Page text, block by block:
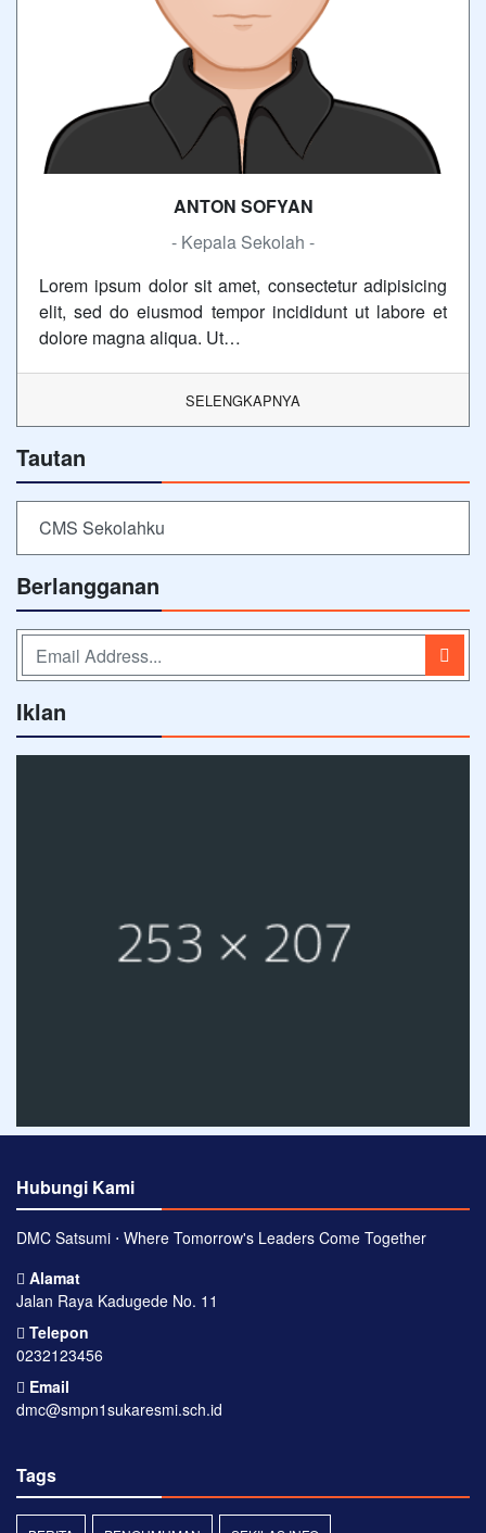
ANTON SOFYAN
- Kepala Sekolah -
Lorem ipsum dolor sit amet, consectetur adipisicing
elit, sed do eiusmod tempor incididunt ut labore et
dolore magna aliqua. Ut…
SELENGKAPNYA
Tautan
CMS Sekolahku
Berlangganan
Iklan
Hubungi Kami
DMC Satsumi ⋅ Where Tomorrow's Leaders Come Together
Alamat
Jalan Raya Kadugede No. 11
Telepon
0232123456
Email
dmc@smpn1sukaresmi.sch.id
Tags